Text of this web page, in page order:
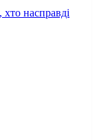
насправді